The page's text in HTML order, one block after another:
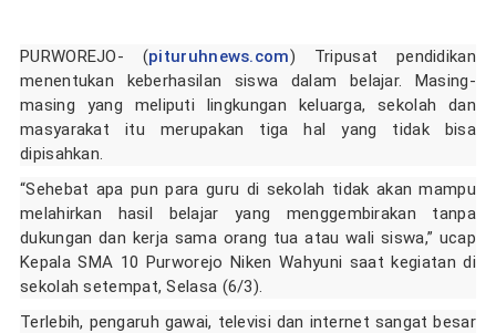
PURWOREJO- (pituruhnews.com) Tripusat pendidikan
menentukan keberhasilan siswa dalam belajar. Masing-
masing yang meliputi lingkungan keluarga, sekolah dan
masyarakat itu merupakan tiga hal yang tidak bisa
dipisahkan.
“Sehebat apa pun para guru di sekolah tidak akan mampu
melahirkan hasil belajar yang menggembirakan tanpa
dukungan dan kerja sama orang tua atau wali siswa,” ucap
Kepala SMA 10 Purworejo Niken Wahyuni saat kegiatan di
sekolah setempat, Selasa (6/3).
Terlebih, pengaruh gawai, televisi dan internet sangat besar